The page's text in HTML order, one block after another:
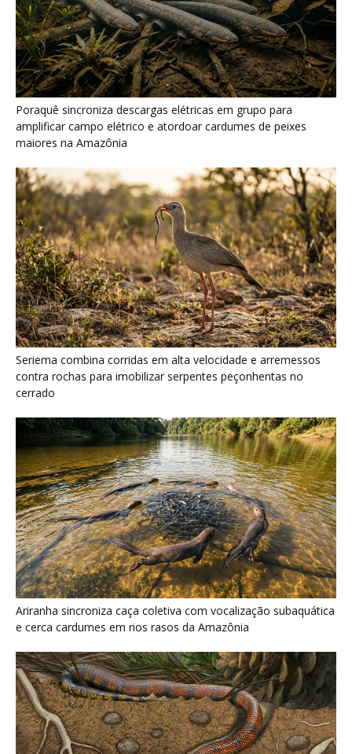
Seriema combina corridas em alta velocidade e arremessos
contra rochas para imobilizar serpentes peçonhentas no
cerrado
Ariranha sincroniza caça coletiva com vocalização subaquática
e cerca cardumes em rios rasos da Amazônia
Serpente escavadora brasileira Tametara mirim reescreve a
evolução dos répteis
Últimas noticias
Nova espécie de rã é descoberta em florestas
do Acre